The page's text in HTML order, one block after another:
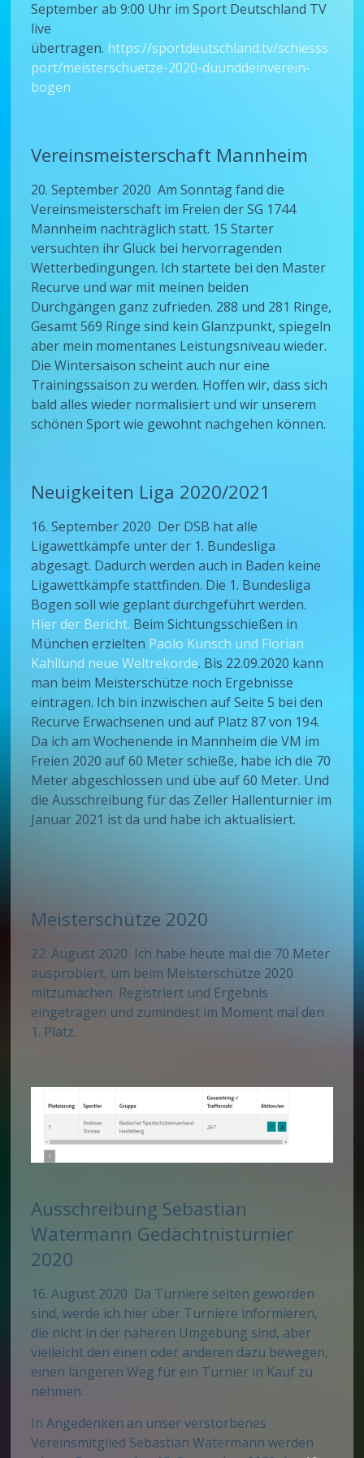
September ab 9:00 Uhr im Sport Deutschland TV
live
übertragen. https://sportdeutschland.tv/schiesss
port/meisterschuetze-2020-duunddeinverein-
bogen
Vereinsmeisterschaft Mannheim
20. September 2020 Am Sonntag fand die
Vereinsmeisterschaft im Freien der SG 1744
Mannheim nachträglich statt. 15 Starter
versuchten ihr Glück bei hervorragenden
Wetterbedingungen. Ich startete bei den Master
Recurve und war mit meinen beiden
Durchgängen ganz zufrieden. 288 und 281 Ringe,
Gesamt 569 Ringe sind kein Glanzpunkt, spiegeln
aber mein momentanes Leistungsniveau wieder.
Die Wintersaison scheint auch nur eine
Trainingssaison zu werden. Hoffen wir, dass sich
bald alles wieder normalisiert und wir unserem
schönen Sport wie gewohnt nachgehen können.
Neuigkeiten Liga 2020/2021
16. September 2020 Der DSB hat alle
Ligawettkämpfe unter der 1. Bundesliga
abgesagt. Dadurch werden auch in Baden keine
Ligawettkämpfe stattfinden. Die 1. Bundesliga
Bogen soll wie geplant durchgeführt werden.
Hier der Bericht. Beim Sichtungsschießen in
München erzielten Paolo Kunsch und Florian
Kahllund neue Weltrekorde. Bis 22.09.2020 kann
man beim Meisterschütze noch Ergebnisse
eintragen. Ich bin inzwischen auf Seite 5 bei den
Recurve Erwachsenen und auf Platz 87 von 194.
Da ich am Wochenende in Mannheim die VM im
Freien 2020 auf 60 Meter schieße, habe ich die 70
Meter abgeschlossen und übe auf 60 Meter. Und
die Ausschreibung für das Zeller Hallenturnier im
Januar 2021 ist da und habe ich aktualisiert.
Meisterschütze 2020
22. August 2020 Ich habe heute mal die 70 Meter
ausprobiert, um beim Meisterschütze 2020
mitzumachen. Registriert und Ergebnis
eingetragen und zumindest im Moment mal den
1. Platz.
Ausschreibung Sebastian
Watermann Gedächtnisturnier
2020
16. August 2020 Da Turniere selten geworden
sind, werde ich hier über Turniere informieren,
die nicht in der näheren Umgebung sind, aber
vielleicht den einen oder anderen dazu bewegen,
einen längeren Weg für ein Turnier in Kauf zu
nehmen.
In Angedenken an unser verstorbenes
Vereinsmitglied Sebastian Watermann werden